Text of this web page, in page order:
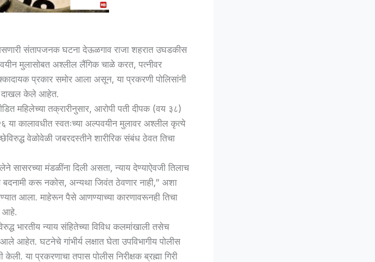
संतापजनक घटना देऊळगाव राजा शहरात उघडकीस
मुलासोबत अश्लील लैंगिक चाळे करत, पत्नीवर
प्रकार समोर आला असून, या प्रकरणी पोलिसांनी
दाखल केले आहेत.
महिलेच्या तक्रारीनुसार, आरोपी पती दीपक (वय ३८)
या कालावधीत स्वतःच्या अल्पवयीन मुलावर अश्लील कृत्ये
वेळोवेळी जबरदस्तीने शारीरिक संबंध ठेवत तिचा
सासरच्या मंडळींना दिली असता, न्याय देण्याऐवजी तिलाच
बदनामी करू नकोस, अन्यथा जिवंत ठेवणार नाही,” अशा
आला. माहेरून पैसे आणण्याच्या कारणावरूनही तिचा
आहे.
भारतीय न्याय संहितेच्या विविध कलमांखाली तसेच
आहेत. घटनेचे गांभीर्य लक्षात घेता उपविभागीय पोलीस
या प्रकरणाचा तपास पोलीस निरीक्षक ब्रह्मा गिरी